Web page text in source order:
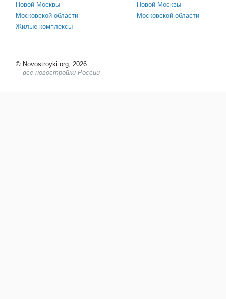
Новой Москвы
Московской области
Жилые комплексы
Новой Москвы
Московской области
© Novostroyki.org, 2026
все новостройки России